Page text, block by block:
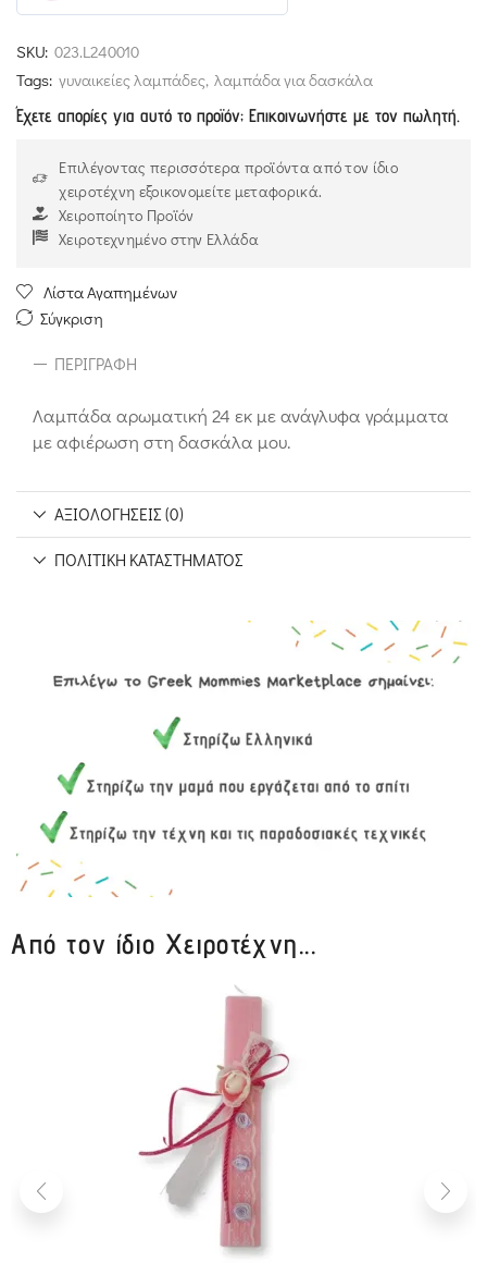
5out of 5
SKU: 023.L240010
Tags: γυναικείες λαμπάδες, λαμπάδα για δασκάλα
Έχετε απορίες για αυτό το προϊόν; Επικοινωνήστε με τον πωλητή.
Επιλέγοντας περισσότερα προϊόντα από τον ίδιο
χειροτέχνη εξοικονομείτε μεταφορικά.
Χειροποίητο Προϊόν
Χειροτεχνημένο στην Ελλάδα
Λίστα Αγαπημένων
Σύγκριση
ΠΕΡΙΓΡΑΦΉ
Λαμπάδα αρωματική 24 εκ με ανάγλυφα γράμματα
με αφιέρωση στη δασκάλα μου.
ΑΞΙΟΛΟΓΉΣΕΙΣ (0)
ΠΟΛΙΤΙΚΉ ΚΑΤΑΣΤΉΜΑΤΟΣ
Από τον ίδιο Χειροτέχνη...